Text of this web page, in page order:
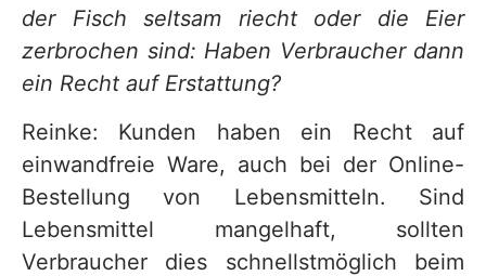
der Fisch seltsam riecht oder die Eier
zerbrochen sind: Haben Verbraucher dann
ein Recht auf Erstattung?
Reinke: Kunden haben ein Recht auf
einwandfreie Ware, auch bei der Online-
Bestellung von Lebensmitteln. Sind
Lebensmittel mangelhaft, sollten
Verbraucher dies schnellstmöglich beim